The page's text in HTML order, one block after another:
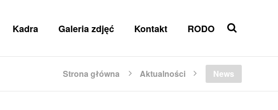
Kadra Galeria zdjęć Kontakt RODO
Strona główna Aktualności News